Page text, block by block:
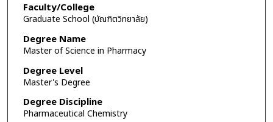
Faculty/College
Graduate School (บัณฑิตวิทยาลัย)
Degree Name
Master of Science in Pharmacy
Degree Level
Master's Degree
Degree Discipline
Pharmaceutical Chemistry